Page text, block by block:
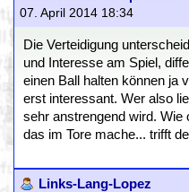
07. April 2014 18:34
Die Verteidigung
und Interesse am Spiel,
einen Ball halten können ja
erst interessant. Wer also
sehr anstrengend wird. Wie
das im Tore mache... trifft
Links-Lang-Lopez